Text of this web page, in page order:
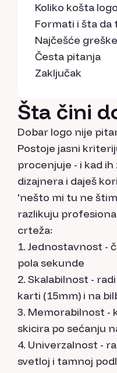
Koliko košta
Formati i šta da
Najčešće greške
Česta pitanja
Zaključak
Šta čini
Dobar logo nije
Postoje jasni
procenjuje - i kad ih
dizajnera i daješ
'nešto mi tu ne
razlikuju
crteža:
Jednostavnost -
pola sekunde
Skalabilnost -
karti (15mm) i na
Memorabilnost -
skicira po sećanju
Univerzalnost -
svetloj i tamnoj